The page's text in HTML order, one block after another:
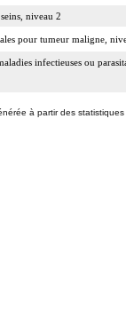
niveau 2
pour tumeur maligne,
infectieuses ou
à partir des